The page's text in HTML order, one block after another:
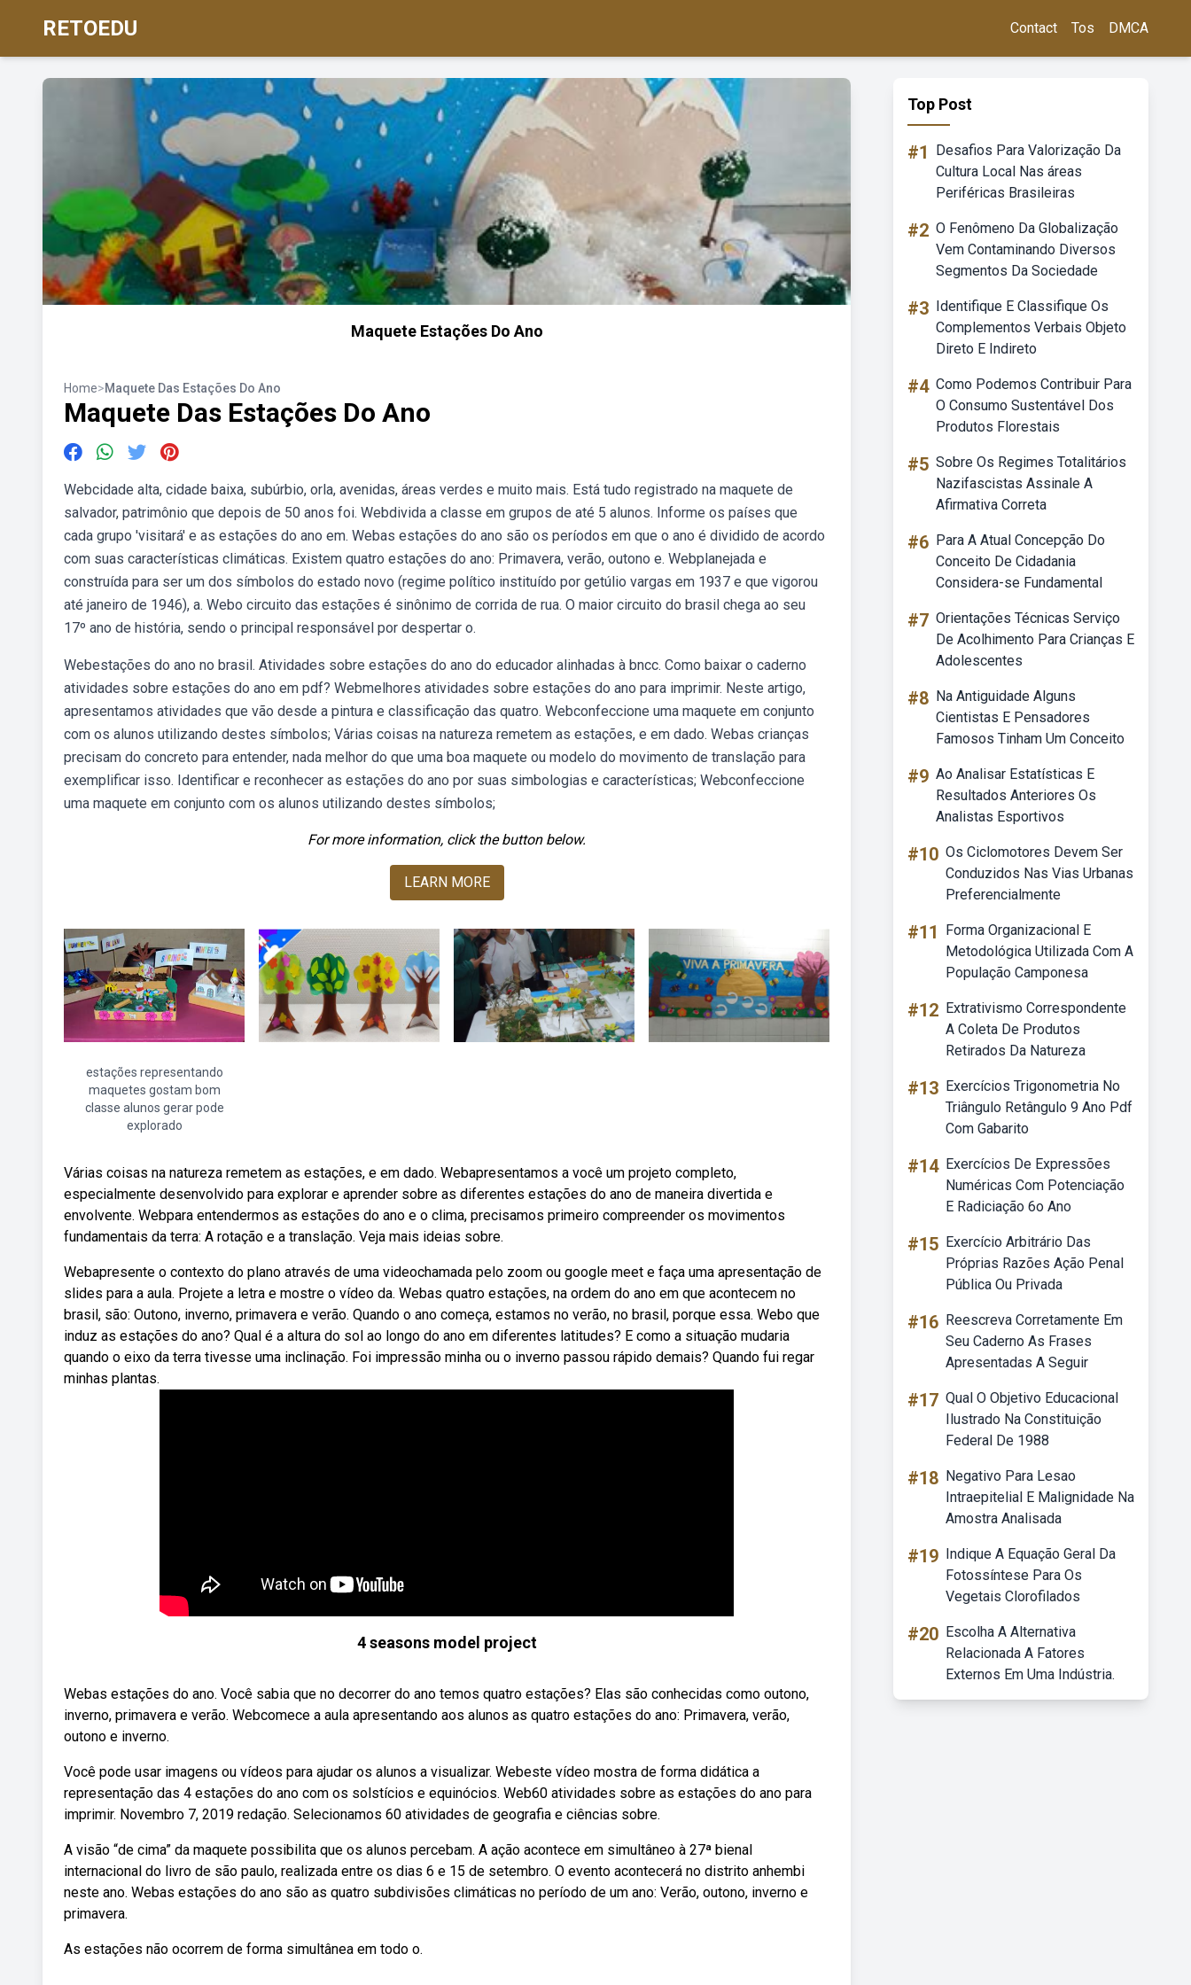
RETOEDU Contact Tos DMCA
Maquete Estações Do Ano
Home>Maquete Das Estações Do Ano
Maquete Das Estações Do Ano
Webcidade alta, cidade baixa, subúrbio, orla, avenidas, áreas verdes e muito mais. Está tudo registrado na maquete de
salvador, patrimônio que depois de 50 anos foi. Webdivida a classe em grupos de até 5 alunos. Informe os países que
cada grupo 'visitará' e as estações do ano em. Webas estações do ano são os períodos em que o ano é dividido de acordo
com suas características climáticas. Existem quatro estações do ano: Primavera, verão, outono e. Webplanejada e
construída para ser um dos símbolos do estado novo (regime político instituído por getúlio vargas em 1937 e que vigorou
até janeiro de 1946), a. Webo circuito das estações é sinônimo de corrida de rua. O maior circuito do brasil chega ao seu
17º ano de história, sendo o principal responsável por despertar o.
Webestações do ano no brasil. Atividades sobre estações do ano do educador alinhadas à bncc. Como baixar o caderno
atividades sobre estações do ano em pdf? Webmelhores atividades sobre estações do ano para imprimir. Neste artigo,
apresentamos atividades que vão desde a pintura e classificação das quatro. Webconfeccione uma maquete em conjunto
com os alunos utilizando destes símbolos; Várias coisas na natureza remetem as estações, e em dado. Webas crianças
precisam do concreto para entender, nada melhor do que uma boa maquete ou modelo do movimento de translação para
exemplificar isso. Identificar e reconhecer as estações do ano por suas simbologias e características; Webconfeccione
uma maquete em conjunto com os alunos utilizando destes símbolos;
For more information, click the button below.
LEARN MORE
estações representando
maquetes gostam bom
classe alunos gerar pode
explorado
Várias coisas na natureza remetem as estações, e em dado. Webapresentamos a você um projeto completo,
especialmente desenvolvido para explorar e aprender sobre as diferentes estações do ano de maneira divertida e
envolvente. Webpara entendermos as estações do ano e o clima, precisamos primeiro compreender os movimentos
fundamentais da terra: A rotação e a translação. Veja mais ideias sobre.
Webapresente o contexto do plano através de uma videochamada pelo zoom ou google meet e faça uma apresentação de
slides para a aula. Projete a letra e mostre o vídeo da. Webas quatro estações, na ordem do ano em que acontecem no
brasil, são: Outono, inverno, primavera e verão. Quando o ano começa, estamos no verão, no brasil, porque essa. Webo que
induz as estações do ano? Qual é a altura do sol ao longo do ano em diferentes latitudes? E como a situação mudaria
quando o eixo da terra tivesse uma inclinação. Foi impressão minha ou o inverno passou rápido demais? Quando fui regar
minhas plantas.
4 seasons model project
Webas estações do ano. Você sabia que no decorrer do ano temos quatro estações? Elas são conhecidas como outono,
inverno, primavera e verão. Webcomece a aula apresentando aos alunos as quatro estações do ano: Primavera, verão,
outono e inverno.
Você pode usar imagens ou vídeos para ajudar os alunos a visualizar. Webeste vídeo mostra de forma didática a
representação das 4 estações do ano com os solstícios e equinócios. Web60 atividades sobre as estações do ano para
imprimir. Novembro 7, 2019 redação. Selecionamos 60 atividades de geografia e ciências sobre.
A visão “de cima” da maquete possibilita que os alunos percebam. A ação acontece em simultâneo à 27ª bienal
internacional do livro de são paulo, realizada entre os dias 6 e 15 de setembro. O evento acontecerá no distrito anhembi
neste ano. Webas estações do ano são as quatro subdivisões climáticas no período de um ano: Verão, outono, inverno e
primavera.
As estações não ocorrem de forma simultânea em todo o.
Top Post
#1
Desafios Para Valorização Da
Cultura Local Nas áreas
Periféricas Brasileiras
#2 O Fenômeno Da Globalização
Vem Contaminando Diversos
Segmentos Da Sociedade
#3 Identifique E Classifique Os
Complementos Verbais Objeto
Direto E Indireto
#4 Como Podemos Contribuir Para
O Consumo Sustentável Dos
Produtos Florestais
#5 Sobre Os Regimes Totalitários
Nazifascistas Assinale A
Afirmativa Correta
#6 Para A Atual Concepção Do
Conceito De Cidadania
Considera-se Fundamental
#7 Orientações Técnicas Serviço
De Acolhimento Para Crianças E
Adolescentes
#8 Na Antiguidade Alguns
Cientistas E Pensadores
Famosos Tinham Um Conceito
#9 Ao Analisar Estatísticas E
Resultados Anteriores Os
Analistas Esportivos
#10 Os Ciclomotores Devem Ser
Conduzidos Nas Vias Urbanas
Preferencialmente
#11
Forma Organizacional E
Metodológica Utilizada Com A
População Camponesa
#12 Extrativismo Correspondente
A Coleta De Produtos
Retirados Da Natureza
#13 Exercícios Trigonometria No
Triângulo Retângulo 9 Ano Pdf
Com Gabarito
#14 Exercícios De Expressões
Numéricas Com Potenciação
E Radiciação 6o Ano
#15 Exercício Arbitrário Das
Próprias Razões Ação Penal
Pública Ou Privada
#16 Reescreva Corretamente Em
Seu Caderno As Frases
Apresentadas A Seguir
#17 Qual O Objetivo Educacional
Ilustrado Na Constituição
Federal De 1988
#18 Negativo Para Lesao
Intraepitelial E Malignidade Na
Amostra Analisada
#19 Indique A Equação Geral Da
Fotossíntese Para Os
Vegetais Clorofilados
#20 Escolha A Alternativa
Relacionada A Fatores
Externos Em Uma Indústria.